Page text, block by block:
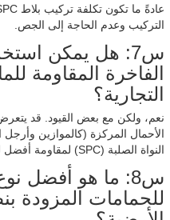
التركيب وعدم الحاجة إلى الجص.
س7: هل يمكن
الفاخرة المقاومة
التجارية؟
نعم، ولكن مع بعض القيود. قد يتعرض
الأحمال المركزة (كالموازين وأرجل
النواة الصلبة (SPC) لمقاومة أفضل للانضغاط.
س8: ما هو أفضل
للحمامات المزودة